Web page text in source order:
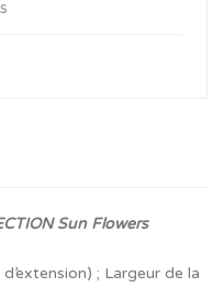
Sun Flowers
; Largeur de la